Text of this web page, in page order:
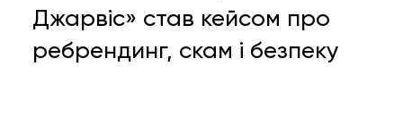
Джарвіс» став кейсом про
ребрендинг, скам і безпеку